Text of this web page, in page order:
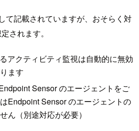
て記載されていますが、おそらく対
されます。
アクティビティ監視は自動的に無効
ます
Sensor のエージェントをご
Endpoint Sensor のエージェントの
ん（別途対応が必要）